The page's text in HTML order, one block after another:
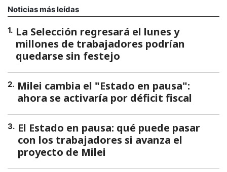
Noticias más leídas
1. La Selección regresará el lunes y
millones de trabajadores podrían
quedarse sin festejo
2. Milei cambia el "Estado en pausa":
ahora se activaría por déficit fiscal
3. El Estado en pausa: qué puede pasar
con los trabajadores si avanza el
proyecto de Milei